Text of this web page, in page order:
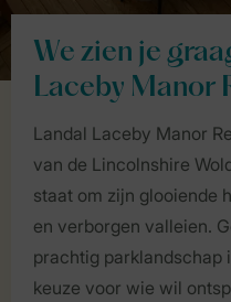
We zien je
Laceby Manor
Landal Laceby Manor
van de Lincolnshire
staat om zijn glooiende
en verborgen valleien.
prachtig parklandschap
keuze voor wie wil